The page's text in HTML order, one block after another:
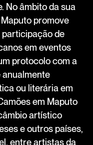
No âmbito da sua
promove
participação de
em eventos
protocolo com a
anualmente
ou literária em
em Maputo
artístico
e outros países,
entre artistas da